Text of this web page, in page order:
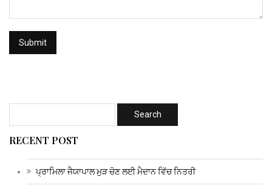
RECENT POST
ਪ੍ਰਾਮਿਲਾ ਜੈਯਾਪਾਲ ਮੁੜ ਚੋਣ ਲਈ ਮੈਦਾਨ ਵਿੱਚ ਨਿਤਰੀ